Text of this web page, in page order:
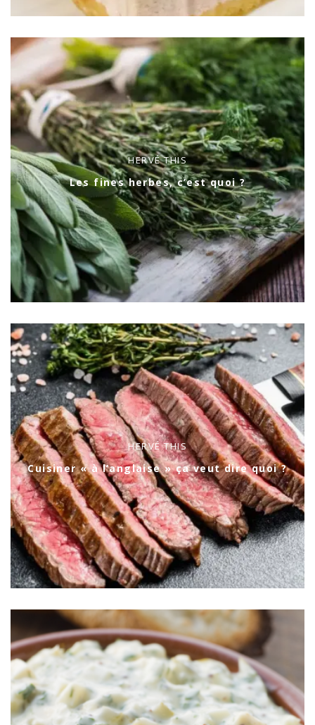
HERVÉ THIS
Les fines herbes, c’est quoi ?
HERVÉ THIS
Cuisiner « à l’anglaise » ça veut dire quoi ?